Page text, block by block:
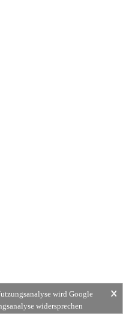
wird Google
widersprechen